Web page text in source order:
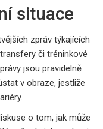
situace
zpráv týkajících
či tréninkové
jsou pravidelně
v obraze, jestliže
o tom, jak může